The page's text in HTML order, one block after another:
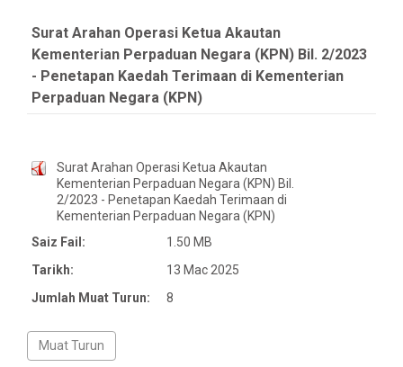
Surat Arahan Operasi Ketua Akautan
Kementerian Perpaduan Negara (KPN) Bil. 2/2023
- Penetapan Kaedah Terimaan di Kementerian
Perpaduan Negara (KPN)
Surat Arahan Operasi Ketua Akautan
Kementerian Perpaduan Negara (KPN) Bil.
2/2023 - Penetapan Kaedah Terimaan di
Kementerian Perpaduan Negara (KPN)
Saiz Fail:
1.50 MB
Tarikh:
13 Mac 2025
Jumlah Muat Turun:
8